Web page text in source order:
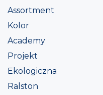
Assortment
Kolor
Academy
Projekt
Ekologiczna
Ralston